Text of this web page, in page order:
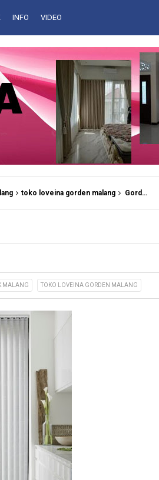
INFO VIDEO
toko loveina gorden malang Gorden Kantor Malang
MALANG TOKO LOVEINA GORDEN MALANG